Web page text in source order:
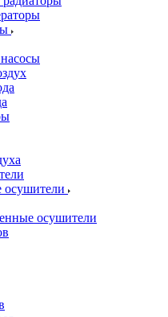
осушители